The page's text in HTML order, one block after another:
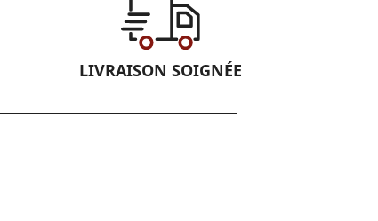
LIVRAISON SOIGNÉE